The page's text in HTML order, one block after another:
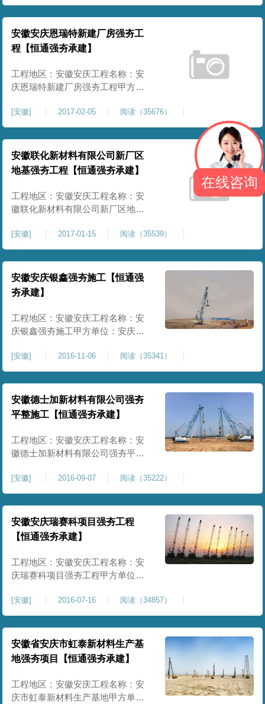
强夯施工项目情况：完工合格开工
时间：2017.08
安徽安庆恩瑞特新建厂房强夯工
程【恒通强夯承建】
工程地区：安徽安庆工程名称：安
庆恩瑞特新建厂房强夯工程甲方单
分公司强夯面积：40000㎡施工内
容：强夯施工、夯坑平整项目情
况：完工合格开工时间：2017.02
[安徽] 2017-02-05 阅读（35676）
安徽联化新材料有限公司新厂区
地基强夯工程【恒通强夯承建】
工程地区：安徽安庆工程名称：安
徽联化新材料有限公司新厂区地基
料有限公司强夯面积：15200㎡施工
内容：强夯施工、夯坑平整项目情
况：完工合格开工时间：2017.01
[安徽] 2017-01-15 阅读（35539）
安徽安庆银鑫强夯施工【恒通强
夯承建】
工程地区：安徽安庆工程名称：安
庆银鑫强夯施工甲方单位：安庆市
19000㎡施工内容：强夯施工、夯坑
平整项目情况：完工合格开工时
间：2016.11
[安徽] 2016-11-06 阅读（35341）
安徽德士加新材料有限公司强夯
平整施工【恒通强夯承建】
工程地区：安徽安庆工程名称：安
徽德士加新材料有限公司强夯平整
有限公司强夯面积：35000㎡施工内
容：强夯施工、夯坑平整项目情
况：完工合格开工时间：2016.09
[安徽] 2016-09-07 阅读（35222）
安徽安庆瑞赛科项目强夯工程
【恒通强夯承建】
工程地区：安徽安庆工程名称：安
庆瑞赛科项目强夯工程甲方单位：
积：120000㎡施工内容：强夯施工
项目情况：完工合格开工时间：
2016.07
[安徽] 2016-07-16 阅读（34857）
安徽省安庆市虹泰新材料生产基
地强夯项目【恒通强夯承建】
工程地区：安徽安庆工程名称：安
庆市虹泰新材料生产基地甲方单
在线咨询